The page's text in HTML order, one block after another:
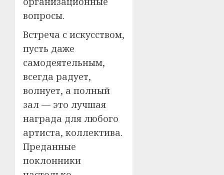
вопросы.
Встреча с искусством,
пусть даже
самодеятельным,
всегда радует,
волнует, а полный
зал — это лучшая
награда для любого
артиста, коллектива.
Преданные
поклонники